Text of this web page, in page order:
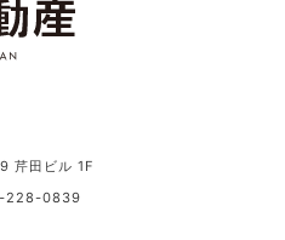
芹田ビル 1F
228-0839